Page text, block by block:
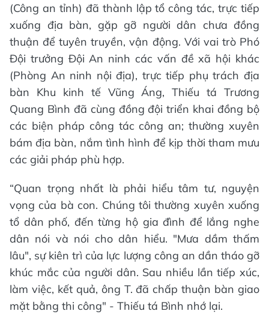
(Công an tỉnh) đã thành lập tổ công tác, trực tiếp
xuống địa bàn, gặp gỡ người dân chưa đồng
thuận để tuyên truyền, vận động. Với vai trò Phó
Đội trưởng Đội An ninh các vấn đề xã hội khác
(Phòng An ninh nội địa), trực tiếp phụ trách địa
bàn Khu kinh tế Vũng Áng, Thiếu tá Trương
Quang Bình đã cùng đồng đội triển khai đồng bộ
các biện pháp công tác công an; thường xuyên
bám địa bàn, nắm tình hình để kịp thời tham mưu
các giải pháp phù hợp.
“Quan trọng nhất là phải hiểu tâm tư, nguyện
vọng của bà con. Chúng tôi thường xuyên xuống
tổ dân phố, đến từng hộ gia đình để lắng nghe
dân nói và nói cho dân hiểu. "Mưa dầm thấm
lâu", sự kiên trì của lực lượng công an dần tháo gỡ
khúc mắc của người dân. Sau nhiều lần tiếp xúc,
làm việc, kết quả, ông T. đã chấp thuận bàn giao
mặt bằng thi công" - Thiếu tá Bình nhớ lại.